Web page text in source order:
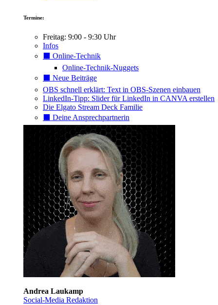
Termine:
Freitag: 9:00 - 9:30 Uhr
Infos
⬛️ Online-Technik
Online-Technik-Nuggets
⬛️ Neue Beiträge
OBS schnell erklärt: Text in OBS-Szenen einbauen
LinkedIn-Tipp: Slider für LinkedIn in CANVA erstellen
Die Elgato Stream Deck Familie
⬛️ Deine Ansprechpartnerin
Andrea Laukamp
Social-Media Redaktion